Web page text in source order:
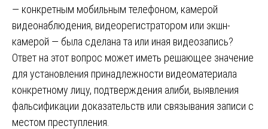
— конкретным мобильным телефоном, камерой
видеонаблюдения, видеорегистратором или экшн-
камерой — была сделана та или иная видеозапись?
Ответ на этот вопрос может иметь решающее значение
для установления принадлежности видеоматериала
конкретному лицу, подтверждения алиби, выявления
фальсификации доказательств или связывания записи с
местом преступления.